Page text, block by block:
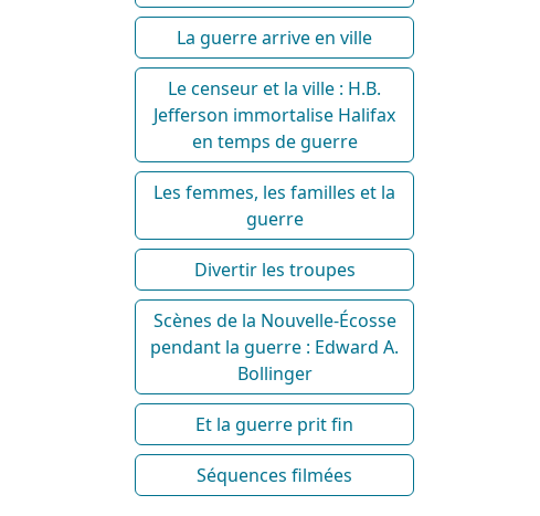
La guerre arrive en ville
Le censeur et la ville : H.B.
Jefferson immortalise Halifax
en temps de guerre
Les femmes, les familles et la
guerre
Divertir les troupes
Scènes de la Nouvelle-Écosse
pendant la guerre : Edward A.
Bollinger
Et la guerre prit fin
Séquences filmées